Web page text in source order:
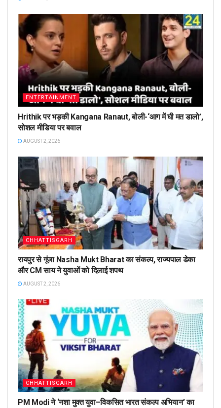
ENTERTAINMENT
Hrithik पर भड़की Kangana Ranaut, बोली-‘आग में घी मत डालो’,
सोशल मीडिया पर बवाल
AUGUST 2, 2026
CHHATTISGARH
रायपुर से गूंजा Nasha Mukt Bharat का संकल्प, राज्यपाल डेका
और CM साय ने युवाओं को दिलाई शपथ
AUGUST 2, 2026
CHHATTISGARH
PM Modi ने ‘नशा मुक्त युवा–विकसित भारत संकल्प अभियान’ का